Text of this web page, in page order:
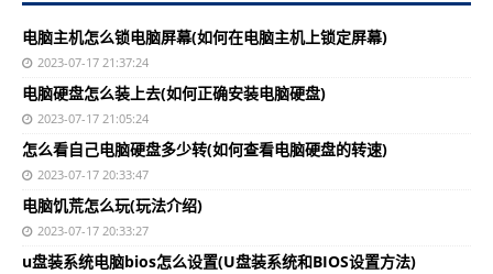
电脑主机怎么锁电脑屏幕(如何在电脑主机上锁定屏幕)
2023-07-17 21:37:24
电脑硬盘怎么装上去(如何正确安装电脑硬盘)
2023-07-17 21:05:24
怎么看自己电脑硬盘多少转(如何查看电脑硬盘的转速)
2023-07-17 20:33:47
电脑饥荒怎么玩(玩法介绍)
2023-07-17 20:33:27
u盘装系统电脑bios怎么设置(U盘装系统和BIOS设置方法)